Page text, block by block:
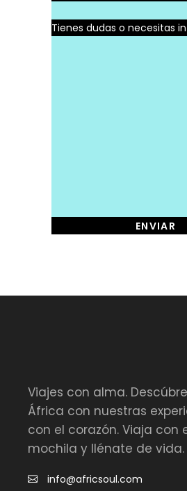
Tienes dudas o necesitas
Viajes con alma.
África con nuestras
con el corazón. Viaja con
mochila y llénate de vida.
info@africsoul.com